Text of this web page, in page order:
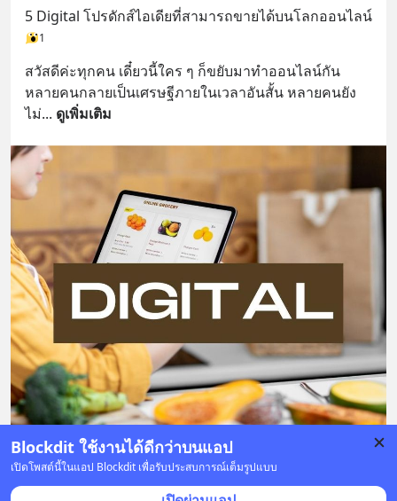
Blockdit ใช้งานได้ดีกว่าบนแอป
เปิดโพสต์นี้ในแอป Blockdit เพื่อรับประสบการณ์เต็มรูปแบบ
5 Digital โปรดักส์ไอเดียที่สามารถขายได้บนโลกออนไลน์
1
สวัสดีค่ะทุกคน เดี๋ยวนี้ใคร ๆ ก็ขยับมาทำออนไลน์กัน
หลายคนกลายเป็นเศรษฐีภายในเวลาอันสั้น หลายคนยัง
ไม่... ดูเพิ่มเติม
4 บันทึก 7 12 7